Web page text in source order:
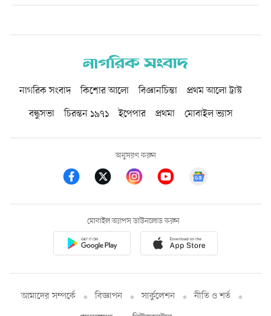
নাগরিক সংবাদ কিশোর আলো বিজ্ঞানচিন্তা
প্রথম আলো ট্রাস্ট
বন্ধুসভা
চিরন্তন ১৯৭১ ইপেপার প্রথমা মোবাইল ভ্যাস
অনুসরণ করুন
মোবাইল অ্যাপস ডাউনলোড করুন
আমাদের সম্পর্কে বিজ্ঞাপন সার্কুলেশন
নীতি ও শর্ত